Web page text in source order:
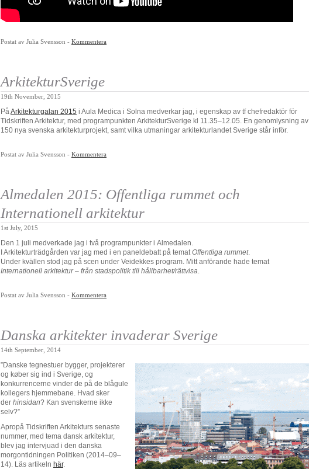
Postat av Julia Svensson - Kommentera
ArkitekturSverige
19th November, 2015
PåArkitekturgalan 2015 i Aula Medica i Solna medverkar jag, i egenskap av tf chefredaktör för
Tidskriften Arkitektur, med programpunkten ArkitekturSverige kl 11.35–12.05. En genomlysning av
150 nya svenska arkitekturprojekt, samt vilka utmaningar arkitekturlandet Sverige står inför.
Postat av Julia Svensson - Kommentera
Almedalen 2015: Offentliga rummet och
Internationell arkitektur
1st July, 2015
Den 1 juli medverkade jag i två programpunkter i Almedalen.
I Arkitekturträdgården var jag med i en paneldebatt på tematOffentliga rummet.
Under kvällen stod jag på scen under Veidekkes program. Mitt anförande hade temat
Internationell arkitektur – från stadspolitik till hållbarhet/rättvisa.
Postat av Julia Svensson - Kommentera
Danska arkitekter invaderar Sverige
14th September, 2014
”Danske tegnestuer bygger, projekterer
og køber sig ind i Sverige, og
konkurrencerne vinder de på de blågule
kollegers hjemmebane. Hvad sker
der hinsidan? Kan svenskerne ikke
selv?”
Apropå Tidskriften Arkitekturs senaste
nummer, med tema dansk arkitektur,
blev jag intervjuad i den danska
morgontidningen Politiken (2014–09–
14). Läs artikeln här.